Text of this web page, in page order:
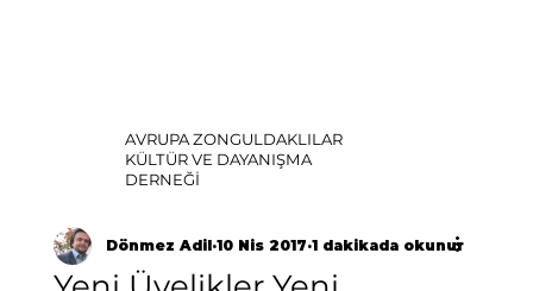
AVRUPA ZONGULDAKLILAR
KÜLTÜR VE DAYANIŞMA
DERNEĞİ
Dönmez Adil 10 Nis 2017 1 dakikada okunur